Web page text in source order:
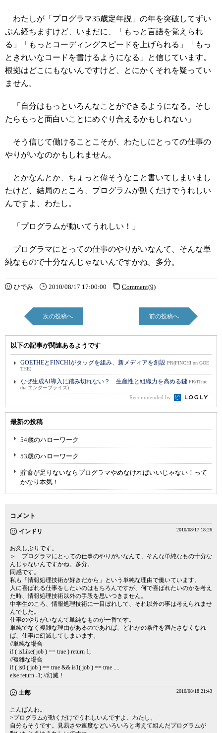
わたしが「プログラマ35歳定年説」の年を突破してずい
ぶん経ちますけど、いまだに、「もっと言語を覚えられ
る」「もっとコーディングスピードを上げられる」「もっ
ときれいなコードを書けるようになる」と信じています。
根拠はどこにもないんですけど、とにかくそれを疑ってい
ません。
「自分はもっといろんなことができるようになる。そし
たらもっと面白いことにめぐり合えるかもしれない」
そう信じて働けることこそが、わたしにとっての仕事の
やりがいなのかもしれません。
とかなんとか、ちょっと偉そうなこと書いてしまいまし
たけど、結局のところ、プログラムが動くだけでうれしい
んですよ、わたし。
「プログラムが動いてうれしい！」
プログラマにとっての仕事のやりがいなんて、そんな単
純なもので十分なんじゃないんですかね。多分。
ひでみ 2010/08/17 17:00:00 Comment(9)
次の投稿へ 前の投稿へ
以下の記事が関連あるようです
GOETHEとFINCHIがタッグを組み、新メディアを創設 PR(FINCHI on GOE
THE)
なぜ生成AI導入に踏み切れない？ 生産性と組織力を高める鍵 PR(ITme
dia エンタープライズ)
Recommended by
最新の投稿
54歳のハローワーク
53歳のハローワーク
貯蓄が足りないならプログラマやめなければいいじゃない！って
かなり本気！
コメント
インドリ 2010/08/17 18:26
お久しぶりです。
＞ プログラマにとっての仕事のやりがいなんて、そんな単純なもの十分な
んじゃないんですかね。多分。
同感です。
私も「情報処理技術が好きだから」という単純な理由で働いています。
人に喜ばれる仕事をしたいのはもちろんですが、何で喜ばれたいのかを考え
た時、情報処理技術以外の手段を思いつきません。
中学生のころ、情報処理技術に一目ぼれして、それ以外の事は考えられませ
んでした。
仕事のやりがいなんて単純なものが一番です。
単純でなく複雑な理由があるのであれば、どれかの条件を満たさなくなれ
ば、仕事に幻滅してしまいます。
//単純な場合
if ( isLike( job ) == true ) return 1;
//複雑な場合
if ( is0 ( job ) == true && is1( job ) == true ....
else return -1; //幻滅！
士郎 2010/08/18 21:43
こんばんわ。
>プログラムが動くだけでうれしいんですよ、わたし。
自分もそうです。見易さや速度などいろいろと考えて組んだプログラムが